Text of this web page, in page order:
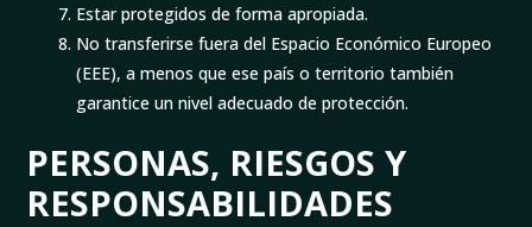
Estar protegidos de forma apropiada.
No transferirse fuera del Espacio Económico Europeo
(EEE), a menos que ese país o territorio también
garantice un nivel adecuado de protección.
PERSONAS, RIESGOS Y
RESPONSABILIDADES